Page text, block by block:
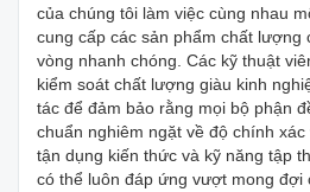
của chúng tôi làm việc cùng nhau
cung cấp các sản phẩm chất lượng
vòng nhanh chóng. Các kỹ thuật
kiểm soát chất lượng giàu kinh
tác để đảm bảo rằng mọi bộ phận
chuẩn nghiêm ngặt về độ chính
tận dụng kiến ​​thức và kỹ năng tập
có thể luôn đáp ứng vượt mong đợi